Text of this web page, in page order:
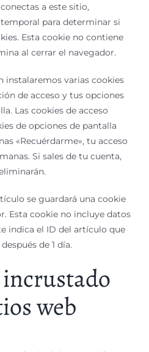
a este sitio,
para determinar si
Esta cookie no contiene
al cerrar el navegador.
instalaremos varias cookies
de acceso y tus opciones
Las cookies de acceso
de opciones de pantalla
«Recuérdarme», tu acceso
Si sales de tu cuenta,
se guardará una cookie
Esta cookie no incluye datos
indica el ID del artículo que
de 1 día.
web